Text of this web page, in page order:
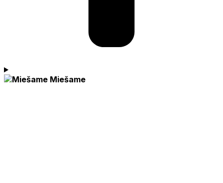
Miešame